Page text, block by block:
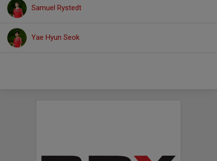
Samuel Rystedt
Yae Hyun Seok